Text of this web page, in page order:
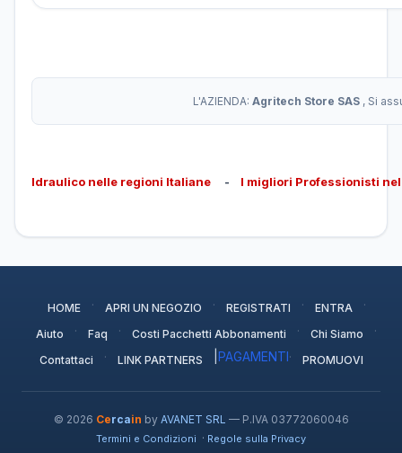
L'AZIENDA: Agritech Store SAS , Si
Idraulico nelle regioni Italiane - I migliori Professionisti
HOME · APRI UN NEGOZIO · REGISTRATI · ENTRA ·
Aiuto · Faq · Costi Pacchetti Abbonamenti · Chi Siamo ·
Contattaci · LINK PARTNERS PAGAMENTI· PROMUOVI
© 2026 Cercain by AVANET SRL — P.IVA 03772060046
Termini e Condizioni · Regole sulla Privacy